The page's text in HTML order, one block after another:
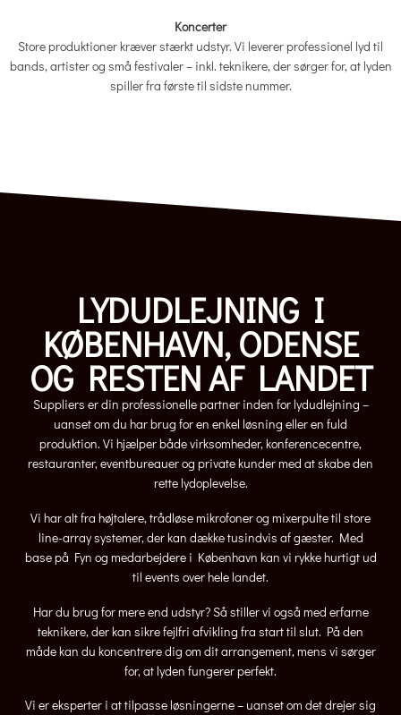
Koncerter
Store produktioner kræver stærkt udstyr. Vi leverer professionel lyd til
bands, artister og små festivaler – inkl. teknikere, der sørger for, at lyden
spiller fra første til sidste nummer.
LYDUDLEJNING I
KØBENHAVN, ODENSE
OG RESTEN AF LANDET
Suppliers er din professionelle partner inden for lydudlejning –
uanset om du har brug for en enkel løsning eller en fuld
produktion. Vi hjælper både virksomheder, konferencecentre,
restauranter, eventbureauer og private kunder med at skabe den
rette lydoplevelse.
Vi har alt fra højtalere, trådløse mikrofoner og mixerpulte til store
line-array systemer, der kan dække tusindvis af gæster. Med
base på Fyn og medarbejdere i København kan vi rykke hurtigt ud
til events over hele landet.
Har du brug for mere end udstyr? Så stiller vi også med erfarne
teknikere, der kan sikre fejlfri afvikling fra start til slut. På den
måde kan du koncentrere dig om dit arrangement, mens vi sørger
for, at lyden fungerer perfekt.
Vi er eksperter i at tilpasse løsningerne – uanset om det drejer sig